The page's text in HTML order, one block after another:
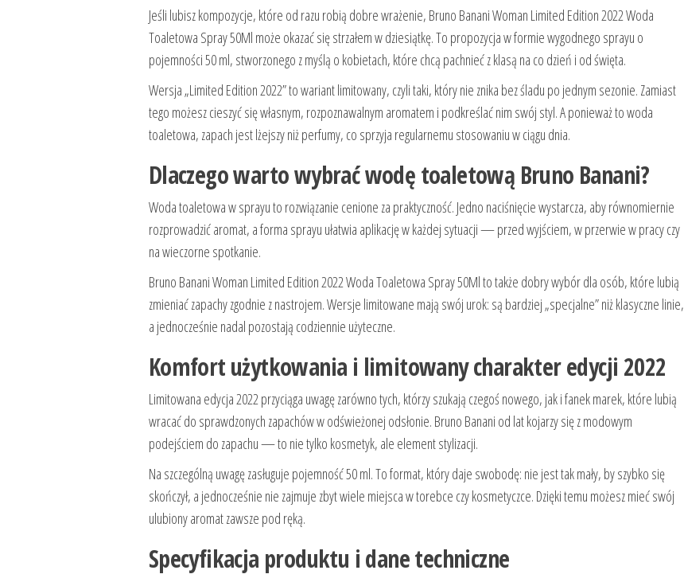
Jeśli lubisz kompozycje, które od razu robią dobre wrażenie, Bruno Banani Woman Limited Edition 2022 Woda
Toaletowa Spray 50Ml może okazać się strzałem w dziesiątkę. To propozycja w formie wygodnego sprayu o
pojemności 50 ml, stworzonego z myślą o kobietach, które chcą pachnieć z klasą na co dzień i od święta.
Wersja „Limited Edition 2022” to wariant limitowany, czyli taki, który nie znika bez śladu po jednym sezonie. Zamiast
tego możesz cieszyć się własnym, rozpoznawalnym aromatem i podkreślać nim swój styl. A ponieważ to woda
toaletowa, zapach jest lżejszy niż perfumy, co sprzyja regularnemu stosowaniu w ciągu dnia.
Dlaczego warto wybrać wodę toaletową Bruno Banani?
Woda toaletowa w sprayu to rozwiązanie cenione za praktyczność. Jedno naciśnięcie wystarcza, aby równomiernie
rozprowadzić aromat, a forma sprayu ułatwia aplikację w każdej sytuacji — przed wyjściem, w przerwie w pracy czy
na wieczorne spotkanie.
Bruno Banani Woman Limited Edition 2022 Woda Toaletowa Spray 50Ml to także dobry wybór dla osób, które lubią
zmieniać zapachy zgodnie z nastrojem. Wersje limitowane mają swój urok: są bardziej „specjalne” niż klasyczne linie,
a jednocześnie nadal pozostają codziennie użyteczne.
Komfort użytkowania i limitowany charakter edycji 2022
Limitowana edycja 2022 przyciąga uwagę zarówno tych, którzy szukają czegoś nowego, jak i fanek marek, które lubią
wracać do sprawdzonych zapachów w odświeżonej odsłonie. Bruno Banani od lat kojarzy się z modowym
podejściem do zapachu — to nie tylko kosmetyk, ale element stylizacji.
Na szczególną uwagę zasługuje pojemność 50 ml. To format, który daje swobodę: nie jest tak mały, by szybko się
skończył, a jednocześnie nie zajmuje zbyt wiele miejsca w torebce czy kosmetyczce. Dzięki temu możesz mieć swój
ulubiony aromat zawsze pod ręką.
Specyfikacja produktu i dane techniczne